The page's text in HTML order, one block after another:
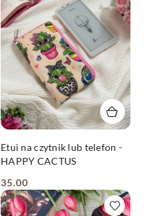
Etui na czytnik lub telefon -
HAPPY CACTUS
Cena:
35.00